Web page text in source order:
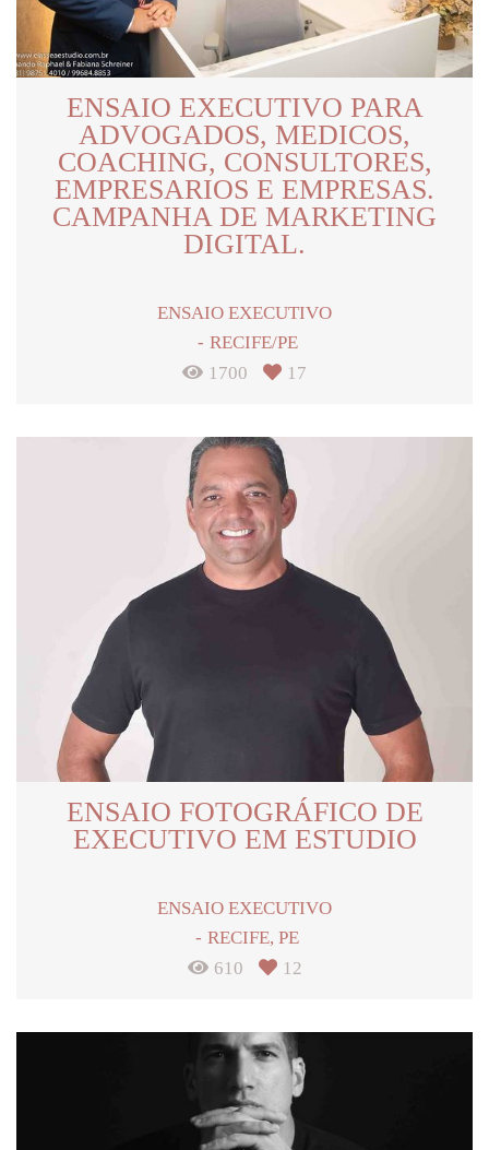
ENSAIO EXECUTIVO PARA
ADVOGADOS, MEDICOS,
COACHING, CONSULTORES,
EMPRESARIOS E EMPRESAS.
CAMPANHA DE MARKETING
DIGITAL.
ENSAIO EXECUTIVO
RECIFE/PE
1700
17
ENSAIO FOTOGRÁFICO DE
EXECUTIVO EM ESTUDIO
ENSAIO EXECUTIVO
RECIFE, PE
610
12